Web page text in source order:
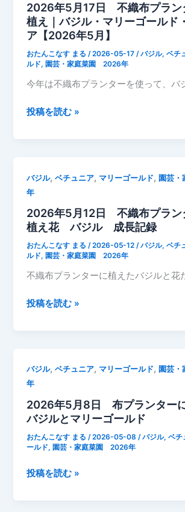
リ
ー
ゴ
ー
ル
ド
長
2026年5月17日 不織布プラン
植え｜バジル・マリーゴールド
ア【2026年5月】
おたんこなす まる/2026-05-17/バジル,ベチ
ルド, 園芸・家庭菜園 2026年
今年は不織布プランターを使って、バ
2026
日
不
織
布
プ
ラ
ン
ー
え
｜
バ
ジ
マ
ー
投稿を読む »
バジル,ベチュニア, マリーゴールド,園芸
年
2026年5月12日 不織布プラ
植え花 バジル 成長記録
おたんこなす まる/2026-05-12/バジル,ベチ
ルド, 園芸・家庭菜園 2026年
不織布プランターに植えたバジルと花
2026
日
不
織
布
プ
ラ
タ
投稿を読む »
バジル,ベチュニア, マリーゴールド, 園芸
年
2026年5月8日 布プランター
バジルとマリーゴールド
おたんこなす まる/2026-05-08/バジル,ベチ
ールド, 園芸・家庭菜園 2026年
2026
投稿を読む »